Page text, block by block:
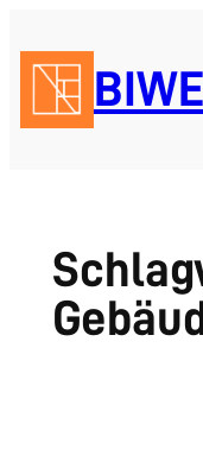
Inhalt
springen